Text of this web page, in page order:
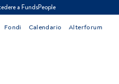
a FundsPeople
Fondi Calendario Alterforum